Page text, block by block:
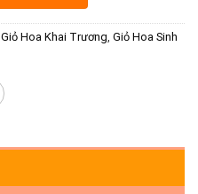
Giỏ Hoa Khai Trương Giỏ Hoa Sinh